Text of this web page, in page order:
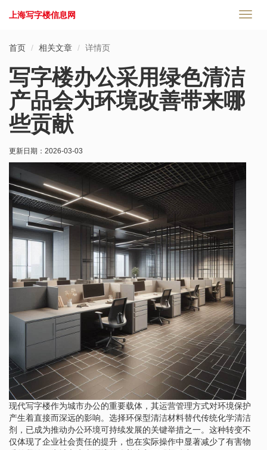
切
上海写字楼信息网
首页 相关文章 详情页
写字楼办公采用绿色清洁
产品会为环境改善带来哪
些贡献
更新日期： 2026-03-03
现代写字楼作为城市办公的重要载体，其运营管理方式对环境保护
产生着直接而深远的影响。选择环保型清洁材料替代传统化学清洁
剂，已成为推动办公环境可持续发展的关键举措之一。这种转变不
仅体现了企业社会责任的提升，也在实际操作中显著减少了有害物